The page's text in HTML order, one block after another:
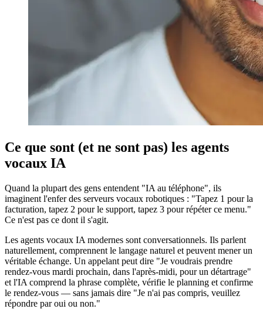
Ce que sont (et ne sont pas) les agents
vocaux IA
Quand la plupart des gens entendent "IA au téléphone", ils
imaginent l'enfer des serveurs vocaux robotiques : "Tapez 1 pour la
facturation, tapez 2 pour le support, tapez 3 pour répéter ce menu."
Ce n'est pas ce dont il s'agit.
Les agents vocaux IA modernes sont conversationnels. Ils parlent
naturellement, comprennent le langage naturel et peuvent mener un
véritable échange. Un appelant peut dire "Je voudrais prendre
rendez-vous mardi prochain, dans l'après-midi, pour un détartrage"
et l'IA comprend la phrase complète, vérifie le planning et confirme
le rendez-vous — sans jamais dire "Je n'ai pas compris, veuillez
répondre par oui ou non."